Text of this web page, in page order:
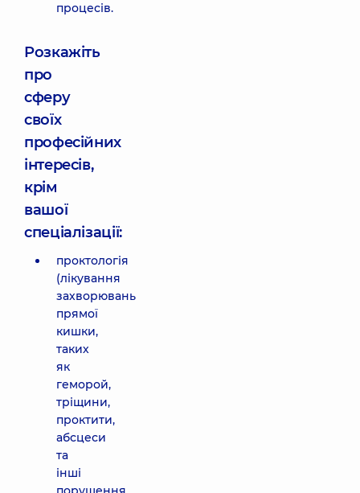
процесів.
Розкажіть
про
сферу
своїх
професійних
інтересів,
крім
вашої
спеціалізації:
проктологія
(лікування
захворювань
прямої
кишки,
таких
як
геморой,
тріщини,
проктити,
абсцеси
та
інші